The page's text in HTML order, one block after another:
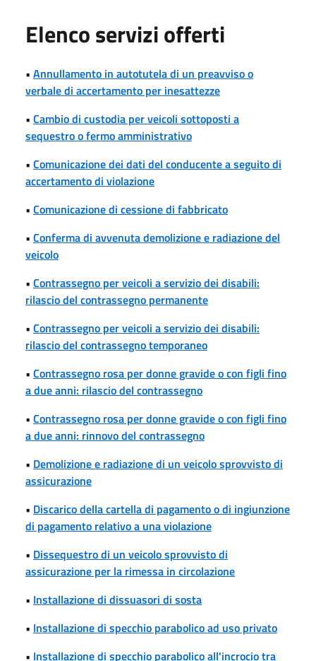
Elenco servizi offerti
• Annullamento in autotutela di un preavviso o
verbale di accertamento per inesattezze
• Cambio di custodia per veicoli sottoposti a
sequestro o fermo amministrativo
• Comunicazione dei dati del conducente a seguito di
accertamento di violazione
• Comunicazione di cessione di fabbricato
• Conferma di avvenuta demolizione e radiazione del
veicolo
• Contrassegno per veicoli a servizio dei disabili:
rilascio del contrassegno permanente
• Contrassegno per veicoli a servizio dei disabili:
rilascio del contrassegno temporaneo
• Contrassegno rosa per donne gravide o con figli fino
a due anni: rilascio del contrassegno
• Contrassegno rosa per donne gravide o con figli fino
a due anni: rinnovo del contrassegno
• Demolizione e radiazione di un veicolo sprovvisto di
assicurazione
• Discarico della cartella di pagamento o di ingiunzione
di pagamento relativo a una violazione
• Dissequestro di un veicolo sprovvisto di
assicurazione per la rimessa in circolazione
• Installazione di dissuasori di sosta
• Installazione di specchio parabolico ad uso privato
• Installazione di specchio parabolico all'incrocio tra